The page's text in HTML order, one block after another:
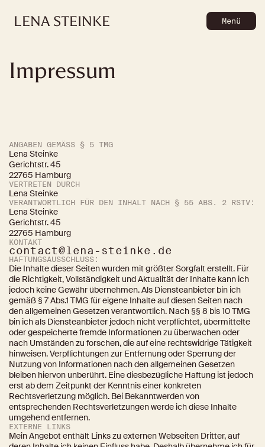
Impressum
ANGABEN GEMÄSS § 5 TMG
Lena Steinke
Gerichtstr. 45
22765 Hamburg
VERTRETEN DURCH
Lena Steinke
VERANTWORTLICH FÜR DEN INHALT NACH § 55 ABS. 2 RSTV:
Lena Steinke
Gerichtstr. 45
22765 Hamburg
KONTAKT
contact@lena-steinke.de
HAFTUNGSAUSSCHLUSS:
Die Inhalte dieser Seiten wurden mit größter Sorgfalt erstellt. Für
die Richtigkeit, Vollständigkeit und Aktualität der Inhalte kann ich
jedoch keine Gewähr übernehmen. Als Diensteanbieter bin ich
gemäß § 7 Abs.1 TMG für eigene Inhalte auf diesen Seiten nach
den allgemeinen Gesetzen verantwortlich. Nach §§ 8 bis 10 TMG
bin ich als Diensteanbieter jedoch nicht verpflichtet, übermittelte
oder gespeicherte fremde Informationen zu überwachen oder
nach Umständen zu forschen, die auf eine rechtswidrige Tätigkeit
hinweisen. Verpflichtungen zur Entfernung oder Sperrung der
Nutzung von Informationen nach den allgemeinen Gesetzen
bleiben hiervon unberührt. Eine diesbezügliche Haftung ist jedoch
erst ab dem Zeitpunkt der Kenntnis einer konkreten
Rechtsverletzung möglich. Bei Bekanntwerden von
entsprechenden Rechtsverletzungen werde ich diese Inhalte
umgehend entfernen.
EXTERNE LINKS
Mein Angebot enthält Links zu externen Webseiten Dritter, auf
LENA STEINKE Menü